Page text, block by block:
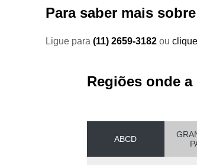
Para saber mais
Ligue para(11) 2659-3182ou
Regiões onde
ABCD